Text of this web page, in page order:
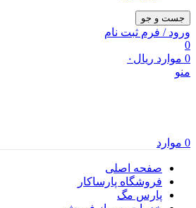
جست و جو
ورود / فرم ثبت نام
0
0 موارد ریال ۰
منو
0 موارد
صفحه اصلی
فروشگاه پارساکار
پارس مگ